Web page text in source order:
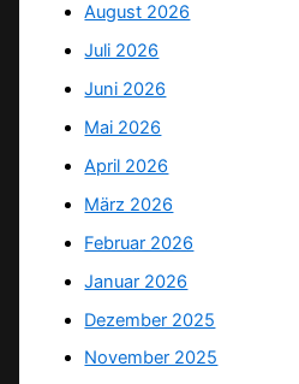
August 2026
Juli 2026
Juni 2026
Mai 2026
April 2026
März 2026
Februar 2026
Januar 2026
Dezember 2025
November 2025